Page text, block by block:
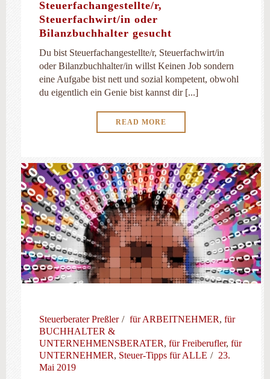
Steuerfachangestellte/r,
Steuerfachwirt/in oder
Bilanzbuchhalter gesucht
Du bist Steuerfachangestellte/r, Steuerfachwirt/in
oder Bilanzbuchhalter/in willst Keinen Job sondern
eine Aufgabe bist nett und sozial kompetent, obwohl
du eigentlich ein Genie bist kannst dir [...]
READ MORE
Steuerberater Preßler für ARBEITNEHMER, für
BUCHHALTER &
UNTERNEHMENSBERATER, für Freiberufler, für
UNTERNEHMER, Steuer-Tipps für ALLE
23.
Mai 2019